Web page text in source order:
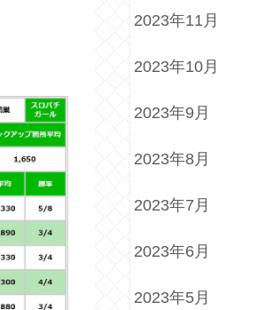
2023年11月
2023年10月
2023年9月
2023年8月
2023年7月
2023年6月
2023年5月